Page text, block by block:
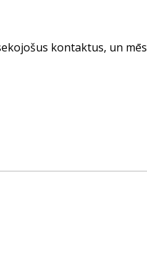
kontaktus, un mēs